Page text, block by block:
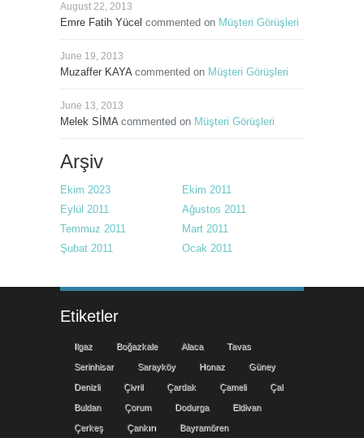
August 22, 2013
Emre Fatih Yücel commented on Müşteri Görüşleri
June 19, 2013
Muzaffer KAYAcommented on Müşteri Görüşleri
June 13, 2013
Melek SİMAcommented on Müşteri Görüşleri
Arşiv
Ekim 2023
Ekim 2011
Eylül 2011
Ağustos 2011
Temmuz 2011
Mart 2011
Şubat 2011
Ocak 2011
Etiketler
Ilgaz Boğazkale Alaca Tavas
Serinhisar Sarayköy Honaz Güney
Denizli Çivril Çardak Çameli Çal
Buldan Çorum Dodurga Eldivan
Çerkeş Çankırı Bayramören